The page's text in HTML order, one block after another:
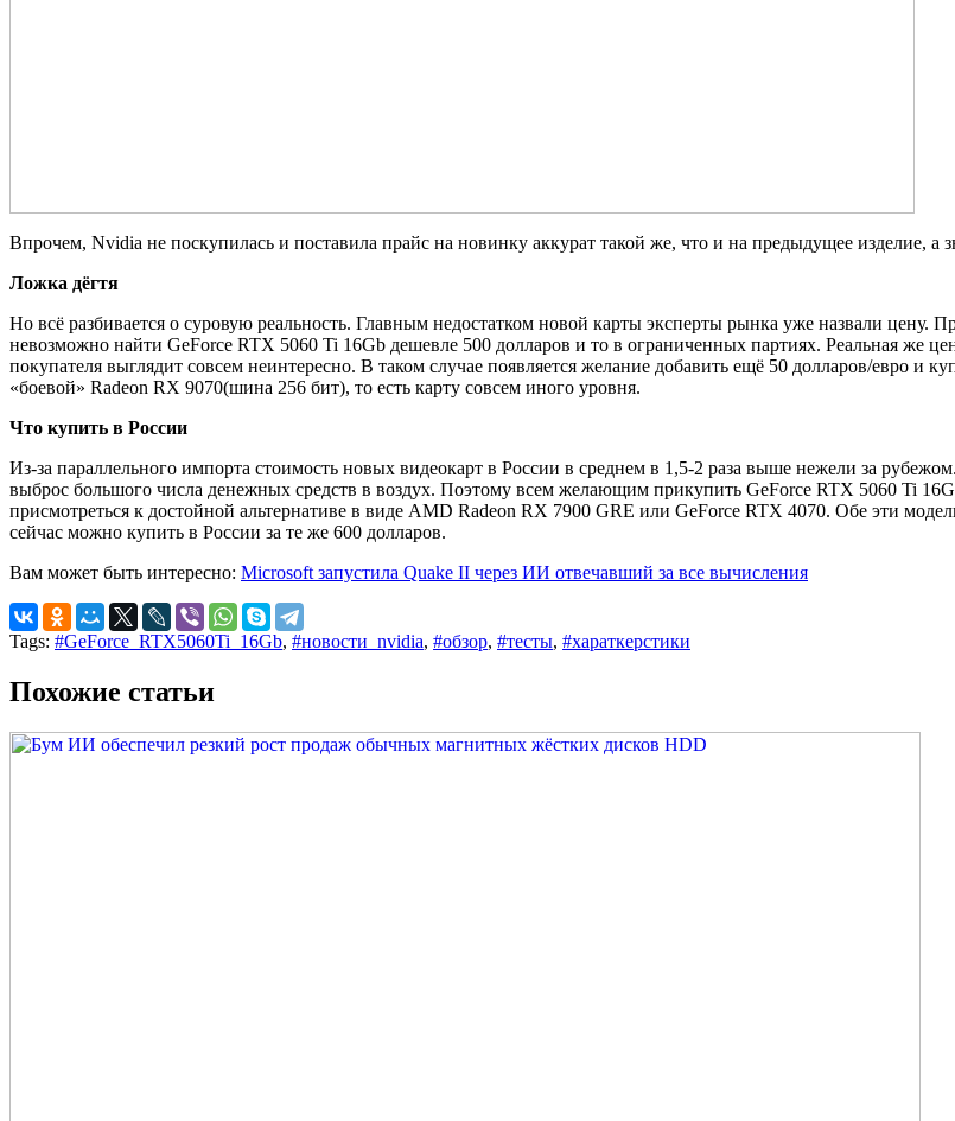
Впрочем, Nvidia не поскупилась и поставила прайс на новинку аккурат такой же, что и на предыдущее изделие, а
Ложка дёгтя
Но всё разбивается о суровую реальность. Главным недостатком новой карты эксперты рынка уже назвали цену.
невозможно найти GeForce RTX 5060 Ti 16Gb дешевле 500 долларов и то в ограниченных партиях. Реальная же
покупателя выглядит совсем неинтересно. В таком случае появляется желание добавить ещё 50 долларов/евро
«боевой» Radeon RX 9070(шина 256 бит), то есть карту совсем иного уровня.
Что купить в России
Из-за параллельного импорта стоимость новых видеокарт в России в среднем в 1,5-2 раза выше нежели за
выброс большого числа денежных средств в воздух. Поэтому всем желающим прикупить GeForce RTX 5060 Ti
присмотреться к достойной альтернативе в виде AMD Radeon RX 7900 GRE или GeForce RTX 4070. Обе эти
сейчас можно купить в России за те же 600 долларов.
Вам может быть интересно: Microsoft запустила Quake II через ИИ отвечавший за все вычисления
Tags: #GeForce_RTX5060Ti_16Gb, #новости_nvidia, #обзор, #тесты, #хараткерстики
Похожие статьи